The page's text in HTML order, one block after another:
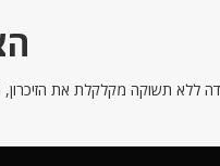
ללא תשוקה מקלקלת את הזיכרון,